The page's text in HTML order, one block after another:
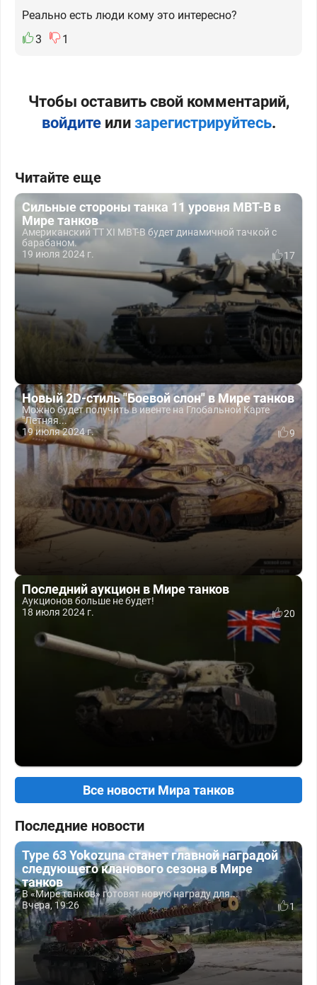
Реально есть люди кому это интересно?
3
1
Чтобы оставить свой комментарий,
войдитеили зарегистрируйтесь.
Читайте еще
Сильные стороны танка 11 уровня MBT-B в
Мире танков
Американский ТТ XI MBT-B будет динамичной тачкой с
барабаном.
19 июля 2024 г.
17
Новый 2D-стиль "Боевой слон" в Мире танков
Можно будет получить в ивенте на Глобальной Карте
"Летняя...
19 июля 2024 г.
9
Последний аукцион в Мире танков
Аукционов больше не будет!
18 июля 2024 г.
20
Все новости Мира танков
Последние новости
Type 63 Yokozuna станет главной наградой
следующего кланового сезона в Мире
танков
В «Мире танков» готовят новую награду для...
Вчера, 19:26
1